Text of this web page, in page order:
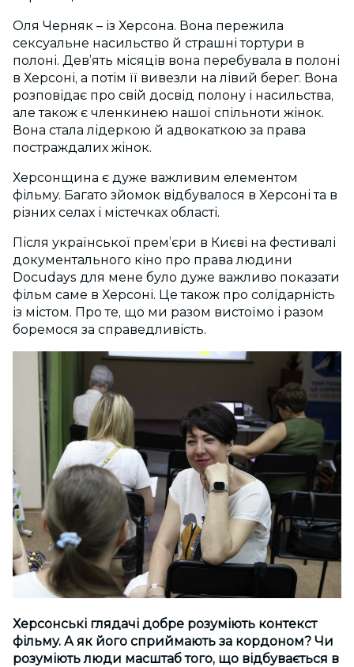
Оля Черняк – із Херсона. Вона пережила
сексуальне насильство й страшні тортури в
полоні. Дев’ять місяців вона перебувала в полоні
в Херсоні, а потім її вивезли на лівий берег. Вона
розповідає про свій досвід полону і насильства,
але також є членкинею нашої спільноти жінок.
Вона стала лідеркою й адвокаткою за права
постраждалих жінок.
Херсонщина є дуже важливим елементом
фільму. Багато зйомок відбувалося в Херсоні та в
різних селах і містечках області.
Після української прем’єри в Києві на фестивалі
документального кіно про права людини
Docudays для мене було дуже важливо показати
фільм саме в Херсоні. Це також про солідарність
із містом. Про те, що ми разом вистоїмо і разом
боремося за справедливість.
Херсонські глядачі добре розуміють контекст
фільму. А як його сприймають за кордоном? Чи
розуміють люди масштаб того, що відбувається в